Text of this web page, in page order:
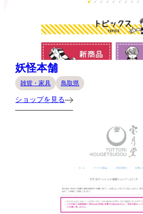
妖怪本舗
雑貨・家具 鳥取県
ショップを見る